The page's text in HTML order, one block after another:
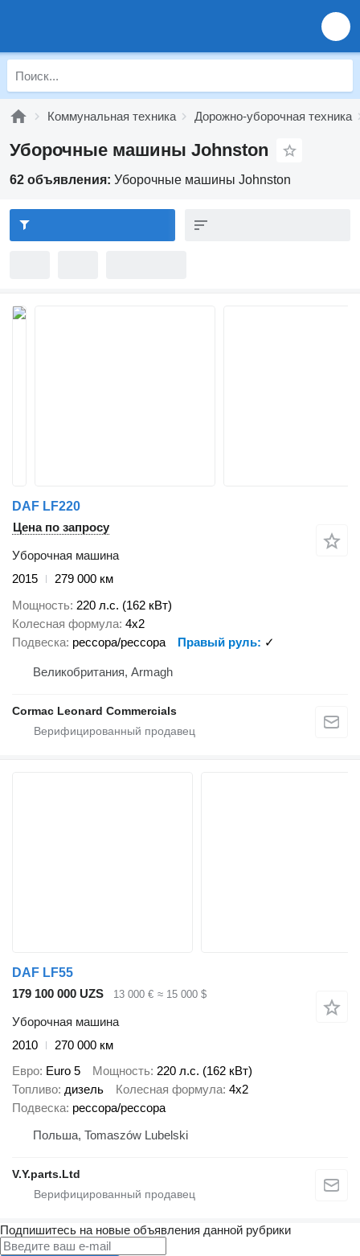
Коммунальная техника Дорожно-уборочная техника
Уборочные машины Johnston
62 объявления: Уборочные машины Johnston
DAF LF220
Цена по запросу
Уборочная машина
2015
279 000 км
Мощность 220 л.с. (162 кВт)
Колесная формула 4x2
Подвеска рессора/рессора Правый руль ✓
Великобритания, Armagh
Cormac Leonard Commercials
DAF LF55
179 100 000 UZS
13 000 € ≈ 15 000 $
Уборочная машина
2010
270 000 км
Евро Euro 5 Мощность 220 л.с. (162 кВт)
Топливо дизель Колесная формула 4x2
Подвеска рессора/рессора
Польша, Tomaszów Lubelski
V.Y.parts.Ltd
Подпишитесь на новые объявления данной рубрики